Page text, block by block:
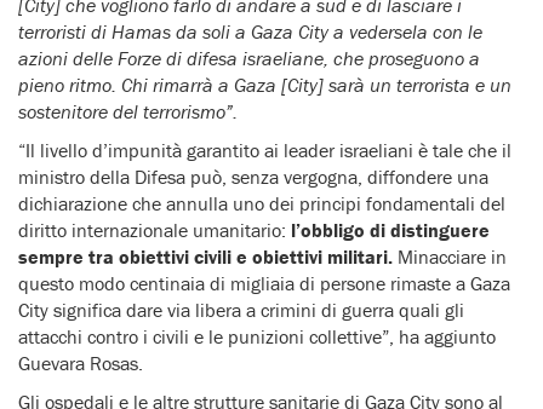
terroristi di Hamas da soli a Gaza City a vedersela con le
azioni delle Forze di difesa israeliane, che proseguono a
pieno ritmo. Chi rimarrà a Gaza [City] sarà un terrorista e un
sostenitore del terrorismo”.
“Il livello d’impunità garantito ai leader israeliani è tale che il
ministro della Difesa può, senza vergogna, diffondere una
dichiarazione che annulla uno dei principi fondamentali del
diritto internazionale umanitario: l’obbligo di distinguere
sempre tra obiettivi civili e obiettivi militari. Minacciare in
questo modo centinaia di migliaia di persone rimaste a Gaza
City significa dare via libera a crimini di guerra quali gli
attacchi contro i civili e le punizioni collettive”, ha aggiunto
Guevara Rosas.
Gli ospedali e le altre strutture sanitarie di Gaza City sono al